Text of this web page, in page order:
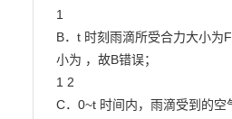
1
B．t 时刻雨滴所受合力大小为
小为 ，故B错误；
1 2
C．0~t 时间内，雨滴受到的空